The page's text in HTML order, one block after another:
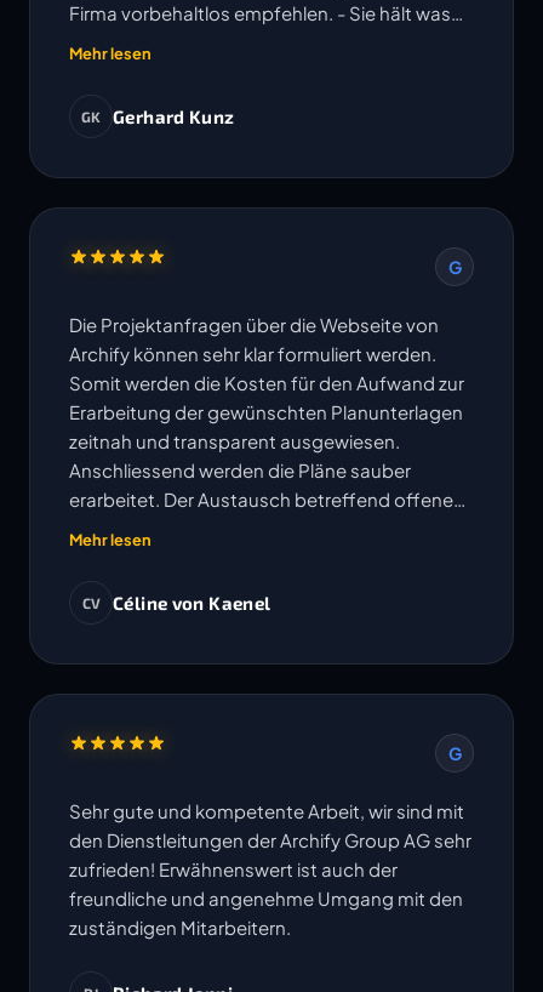
Firma vorbehaltlos empfehlen. - Sie hält was
ihre Website verspricht!
Mehr lesen
GK Gerhard Kunz
G
Die Projektanfragen über die Webseite von
Archify können sehr klar formuliert werden.
Somit werden die Kosten für den Aufwand zur
Erarbeitung der gewünschten Planunterlagen
zeitnah und transparent ausgewiesen.
Anschliessend werden die Pläne sauber
erarbeitet. Der Austausch betreffend offenen
Fragen erfolgt sehr unkompliziert und
Termine werden eingehalten. Ich freue mich
Mehr lesen
CV Céline von Kaenel
G
Sehr gute und kompetente Arbeit, wir sind mit
den Dienstleitungen der Archify Group AG sehr
zufrieden! Erwähnenswert ist auch der
freundliche und angenehme Umgang mit den
zuständigen Mitarbeitern.